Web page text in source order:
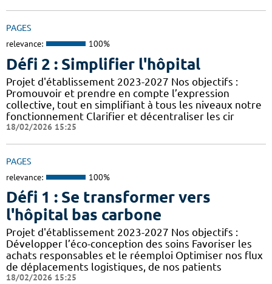
PAGES
relevance: 100%
Défi 2 : Simplifier l'hôpital
Projet d'établissement 2023-2027 Nos objectifs :
Promouvoir et prendre en compte l’expression
collective, tout en simplifiant à tous les niveaux notre
fonctionnement Clarifier et décentraliser les cir
18/02/2026 15:25
PAGES
relevance: 100%
Défi 1 : Se transformer vers
l'hôpital bas carbone
Projet d'établissement 2023-2027 Nos objectifs :
Développer l’éco-conception des soins Favoriser les
achats responsables et le réemploi Optimiser nos flux
de déplacements logistiques, de nos patients
18/02/2026 15:25